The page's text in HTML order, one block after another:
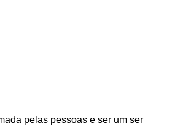
pelas pessoas e ser um ser